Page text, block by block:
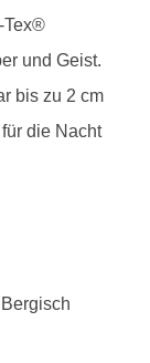
Tex®
und Geist.
bis zu 2 cm
die Nacht